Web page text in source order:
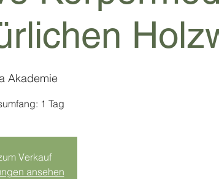
Akademie
1 Tag
Verkauf
ansehen